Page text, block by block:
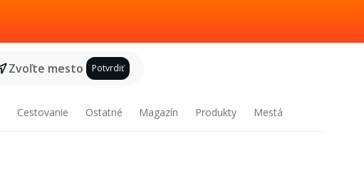
Zvoľte mesto Potvrdiť
Cestovanie Ostatné Magazín Produkty Mestá